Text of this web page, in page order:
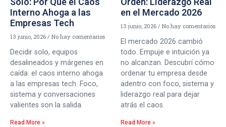
Interno Ahoga a las
Empresas Tech
13 junio, 2026 No hay comentarios
Decidir solo, equipos
desalineados y márgenes en
caída: el caos interno ahoga
a las empresas tech. Foco,
sistema y conversaciones
valientes son la salida.
Read More »
en el Mercado 2026
13 junio, 2026 No hay comentarios
El mercado 2026 cambió
todo. Empuje e intuición ya
no alcanzan. Descubrí cómo
ordenar tu empresa desde
adentro con foco, sistema y
liderazgo real para dejar
atrás el caos.
Read More »